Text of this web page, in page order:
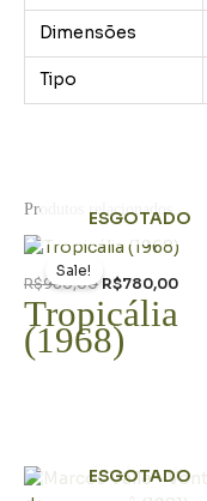
Dimensões
Tipo
Produtos relacionados
ESGOTADO
Sale!
R$980,00
O
preço
original
era:
R$980,00.
R$780,00
O
atual
Tropicália
(1968)
ESGOTADO